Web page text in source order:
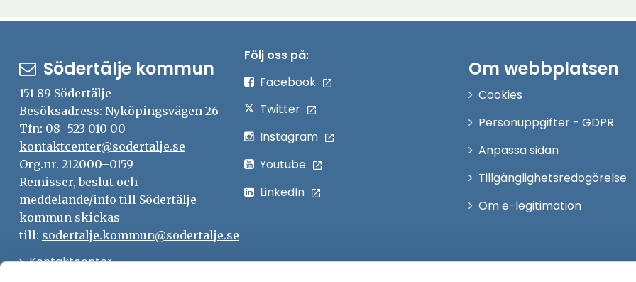
Södertälje kommun
151 89 Södertälje
Besöksadress: Nyköpingsvägen 26
Tfn: 08–523 010 00
kontaktcenter@sodertalje.se
Org.nr. 212000–0159
Remisser, beslut och
meddelande/info till Södertälje
kommun skickas
till: sodertalje.kommun@sodertalje.se
KontaktcenterÖppna
Följ oss på:
Facebook
Twitter
Instagram
Youtube
LinkedIn
Om webbplatsen
Cookies
Personuppgifter - GDPR
Anpassa sidan
Tillgänglighetsredogörelse
Om e-legitimation